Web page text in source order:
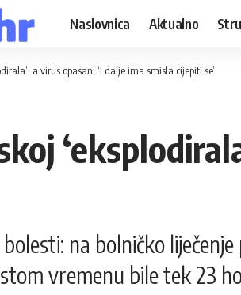
Naslovnica Aktualno
a virus opasan: ‘I dalje ima smisla cijepiti se’
na bolničko
vremenu bile tek 23